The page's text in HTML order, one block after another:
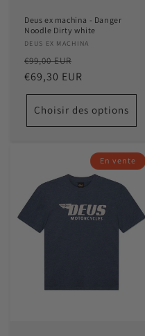
Deus ex machina - Danger
Noodle Dirty white
Distributeur :
DEUS EX MACHINA
Prix
habituel
€99,00 EUR
promotionnel
€69,30 EUR
Choisir des options
En vente